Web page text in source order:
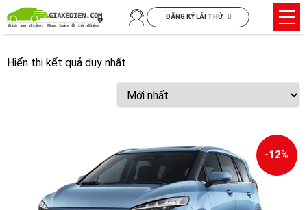
Chuyển
đến
dung
ĐĂNG KÝ LÁI THỬ
đơn
Hiển thị kết quả duy nhất
-12%